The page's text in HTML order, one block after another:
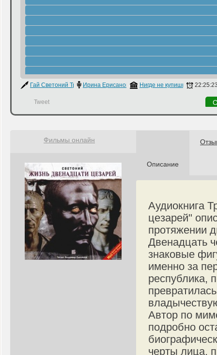
Гай Светоний ТранквиллИрина Ерисанова Нигде не купишь
Tweet
Описание
Аудиокнига
цезарей"
протяжении
Двенадцать
знаковые
именно за
республика,
Автор по
подробно
черты лица,
Фильмы онлайн